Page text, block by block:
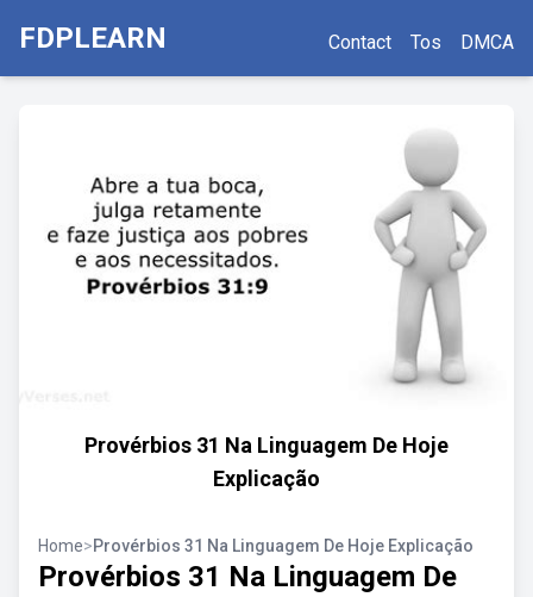
FDPLEARN Contact Tos DMCA
Provérbios 31 Na Linguagem De Hoje
Explicação
Home>Provérbios 31 Na Linguagem De Hoje Explicação
Provérbios 31 Na Linguagem De